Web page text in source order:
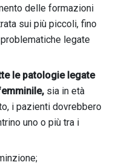
delle formazioni
sui più piccoli, fino
legate
le patologie legate
sia in età
i pazienti dovrebbero
uno o più tra i